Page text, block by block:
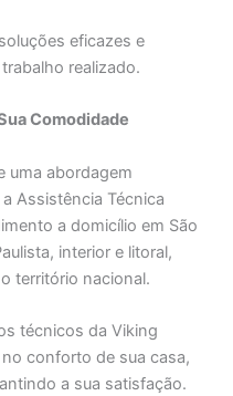
eficazes e
realizado.
Comodidade
uma abordagem
Assistência Técnica
a domicílio em São
interior e litoral,
território nacional.
técnicos da Viking
conforto de sua casa,
a sua satisfação.